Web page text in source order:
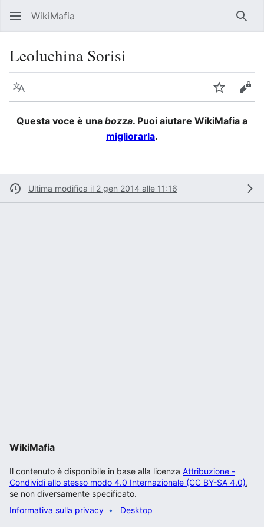
WikiMafia
Leoluchina Sorisi
Lingua Segui
Questa voce è una bozza. Puoi aiutare WikiMafia a
migliorarla.
Ultima modifica il 2 gen 2014 alle 11:16
WikiMafia
Il contenuto è disponibile in base alla licenza Attribuzione -
Condividi allo stesso modo 4.0 Internazionale (CC BY-SA 4.0),
se non diversamente specificato.
Informativa sulla privacy
Desktop